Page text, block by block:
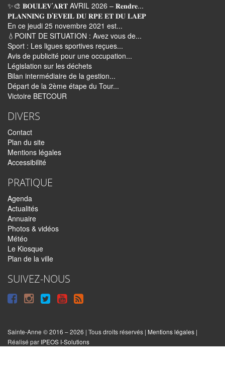
✨🎨 𝐁𝐎𝐔𝐋𝐄𝐕’𝐀𝐑𝐓 AVRIL 2026 – 𝐑𝐞𝐧𝐝𝐫𝐞...
𝐏𝐋𝐀𝐍𝐍𝐈𝐍𝐆 𝐃’𝐄𝐕𝐄𝐈𝐋 𝐃𝐔 𝐑𝐏𝐄 𝐄𝐓 𝐃𝐔 𝐋𝐀𝐄𝐏
En ce jeudi 25 novembre 2021 est...
💧POINT DE SITUATION : Avez vous de...
Sport : Les ligues sportives reçues...
Avis de publicité pour une occupation...
Législation sur les déchets
Bilan intermédiaire de la gestion...
Départ de la 2ème étape du Tour...
Victoire BETCOUR
DIVERS
Contact
Plan du site
Mentions légales
Accessibilité
PRATIQUE
Agenda
Actualités
Annuaire
Photos & vidéos
Météo
Le Kiosque
Plan de la ville
SUIVEZ-NOUS
Suivre
Facebook
Suivre
Instagram
Suivre
Twitter
Syndiquer
le
site
Sainte-Anne © 2016 – 2026 | Tous droits réservés | Mentions légales |
Réalisé par IPEOS I-Solutions
Réinitialiser